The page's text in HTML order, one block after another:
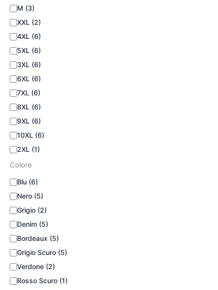
M (3)
XXL (2)
4XL (6)
5XL (6)
3XL (6)
6XL (6)
7XL (6)
8XL (6)
9XL (6)
10XL (6)
2XL (1)
Colore
Blu (6)
Nero (5)
Grigio (2)
Denim (5)
Bordeaux (5)
Grigio Scuro (5)
Verdone (2)
Rosso Scuro (1)